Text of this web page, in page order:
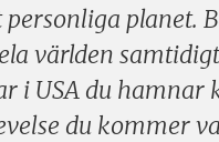
planet.
världen
i USA du hamnar
du kommer